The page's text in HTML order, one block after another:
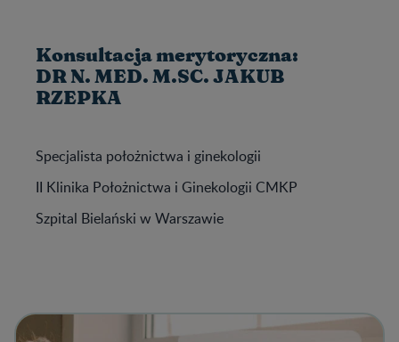
Konsultacja merytoryczna:
DR N. MED. M.SC. JAKUB
RZEPKA
Specjalista położnictwa i ginekologii
II Klinika Położnictwa i Ginekologii CMKP
Szpital Bielański w Warszawie